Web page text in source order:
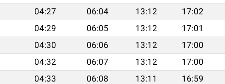
04:27 06:04 13:12 17:02
04:29 06:05 13:12 17:01
04:30 06:06 13:12 17:00
04:32 06:07 13:12 17:00
04:33 06:08 13:11 16:59